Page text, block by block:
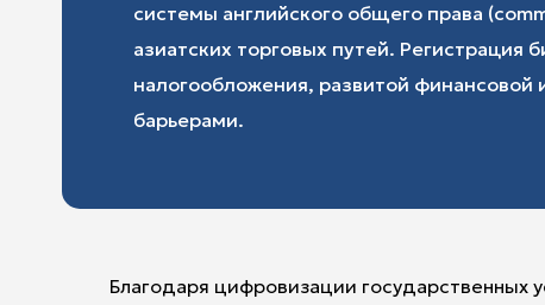
системы английского общего права
азиатских торговых путей.
налогообложения, развитой
барьерами.
Благодаря цифровизации государственных